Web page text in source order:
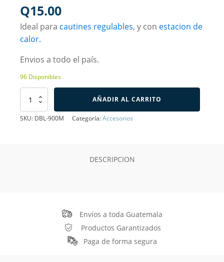
Q15.00
Ideal para cautines regulables, y con estacion de
calor.
Envios a todo el país.
96 Disponibles
Punta
Cautín
AÑADIR AL CARRITO
SKU: DBL-900M Categoría:Accesorios
DESCRIPCION
Envíos a toda Guatemala
Productos Garantizados
Paga de forma segura